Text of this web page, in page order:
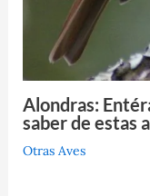
Alondras:
saber de estas
Otras Aves